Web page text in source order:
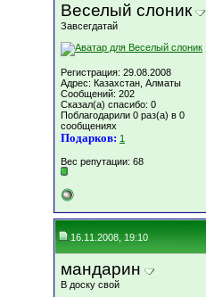
Веселый слоник
Завсегдатай
Регистрация: 29.08.2008
Адрес: Казахстан, Алматы
Сообщений: 202
Сказал(а) спасибо: 0
Поблагодарили 0 раз(а) в 0
сообщениях
Подарков: 1
Вес репутации: 68
16.11.2008, 19:10
мандарин
В доску свой